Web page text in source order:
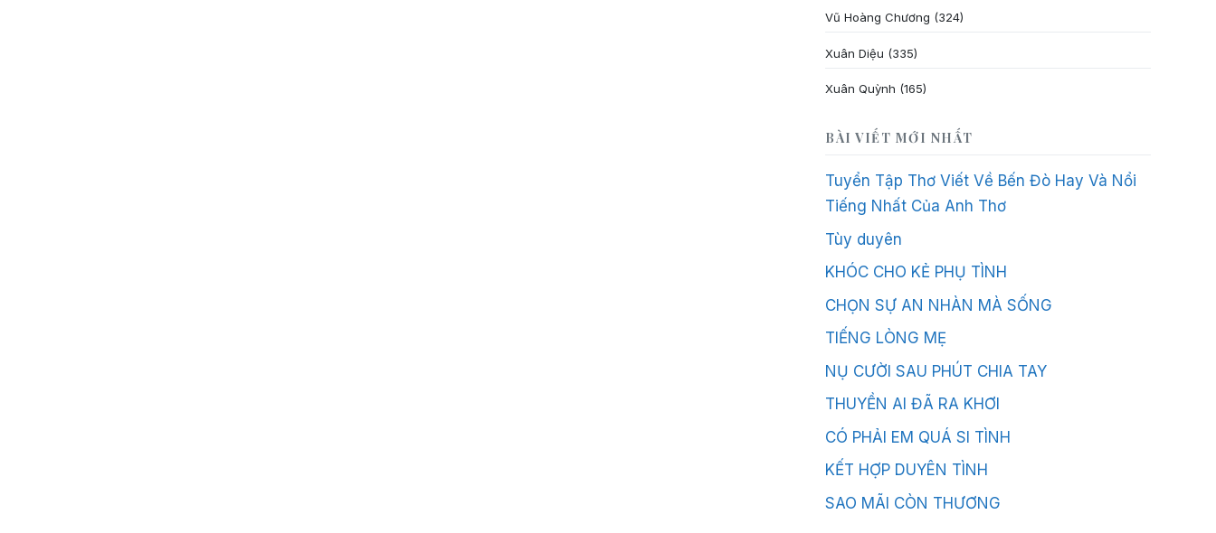
Vũ Hoàng Chương (324)
Xuân Diệu (335)
Xuân Quỳnh (165)
BÀI VIẾT MỚI NHẤT
Tuyển Tập Thơ Viết Về Bến Đò Hay Và Nổi
Tiếng Nhất Của Anh Thơ
Tùy duyên
KHÓC CHO KẺ PHỤ TÌNH
CHỌN SỰ AN NHÀN MÀ SỐNG
TIẾNG LÒNG MẸ
NỤ CƯỜI SAU PHÚT CHIA TAY
THUYỀN AI ĐÃ RA KHƠI
CÓ PHẢI EM QUÁ SI TÌNH
KẾT HỢP DUYÊN TÌNH
SAO MÃI CÒN THƯƠNG